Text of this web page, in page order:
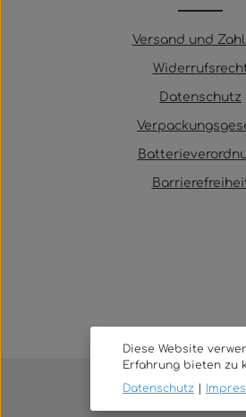
Versand und
Datenschutz
Diese Website
Erfahrung bieten zu
Datenschutz